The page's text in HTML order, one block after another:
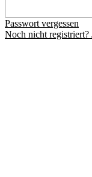
Passwort vergessen
Noch nicht registriert?